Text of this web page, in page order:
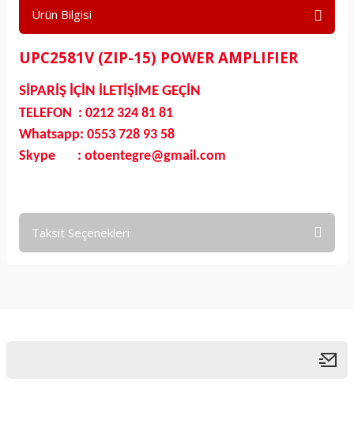
Ürün Bilgisi
UPC2581V (ZIP-15) POWER AMPLIFIER
SİPARİŞ İÇİN İLETİŞİME GEÇİN
TELEFON : 0212 324 81 81
Whatsapp: 0553 728 93 58
Skype : otoentegre@gmail.com
Taksit Seçenekleri